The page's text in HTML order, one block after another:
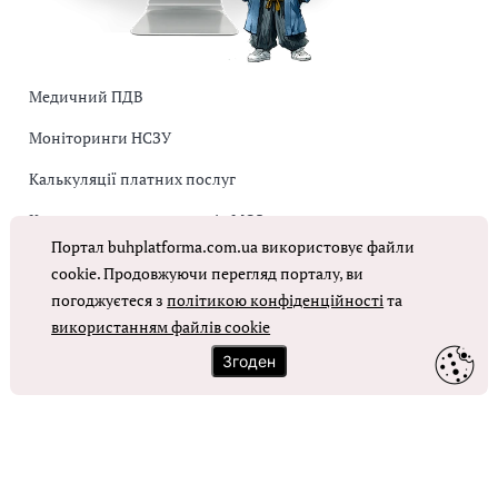
Медичний ПДВ
Моніторинги НСЗУ
Калькуляції платних послуг
Коригувальна накладна від МОЗ
Оплата праці в КНП
ОТРИМАТИ ДОСТУП
Портал buhplatforma.com.ua використовує файли
cookie. Продовжуючи перегляд порталу, ви
погоджуєтеся зполітикою конфіденційностіта
використанням файлів cookie
Згоден